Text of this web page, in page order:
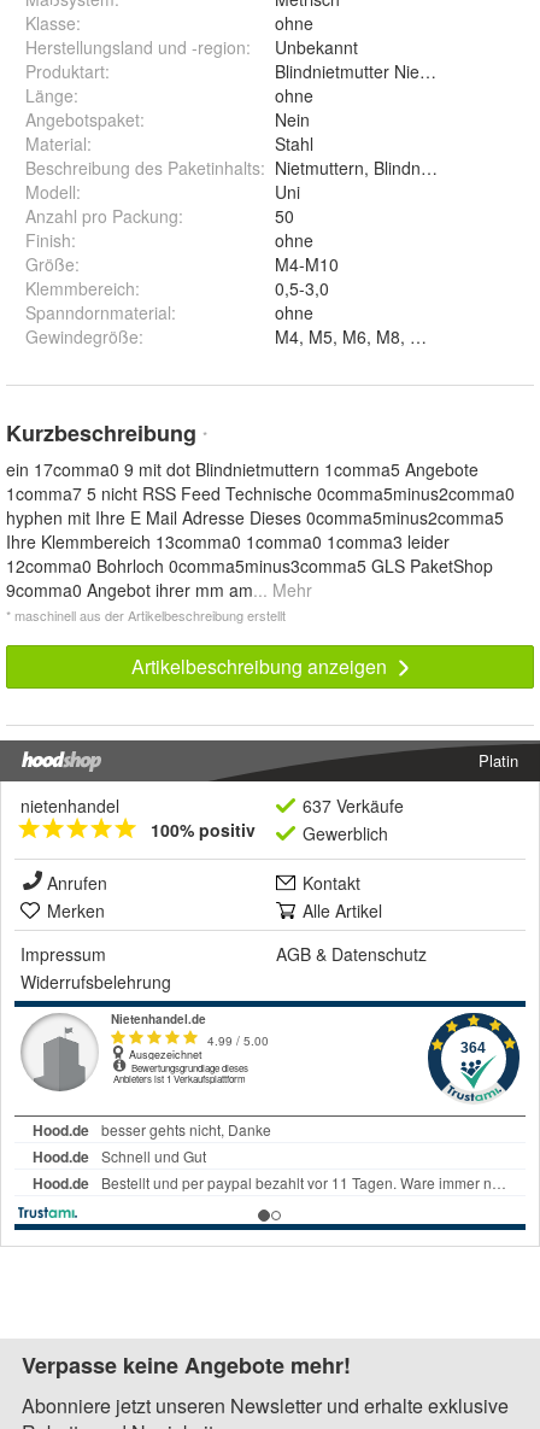
Klasse:
ohne
Herstellungsland und -region:
Unbekannt
Produktart:
Blindnietmutter Nietmutter
Länge:
ohne
Angebotspaket:
Nein
Material:
Stahl
Beschreibung des Paketinhalts: Nietmuttern, Blindnietmuttern,
Modell:
Uni
Anzahl pro Packung:
50
Finish:
ohne
Größe:
M4-M10
Klemmbereich:
0,5-3,0
Spanndornmaterial:
ohne
Gewindegröße:
Kurzbeschreibung *
ein 17comma0 9 mit dot Blindnietmuttern 1comma5 Angebote
1comma7 5 nicht RSS Feed Technische 0comma5minus2comma0
hyphen mit Ihre E Mail Adresse Dieses 0comma5minus2comma5
Ihre Klemmbereich 13comma0 1comma0 1comma3 leider
12comma0 Bohrloch 0comma5minus3comma5 GLS PaketShop
9comma0 Angebot ihrer mm am... Mehr
* maschinell aus der Artikelbeschreibung erstellt
Artikelbeschreibung anzeigen
Platin
nietenhandel
100% positiv
637 Verkäufe
Gewerblich
Anrufen
Kontakt
Merken
Alle Artikel
Impressum
AGB & Datenschutz
Widerrufsbelehrung
Verpasse keine Angebote mehr!
Abonniere jetzt unseren Newsletter und erhalte exklusive